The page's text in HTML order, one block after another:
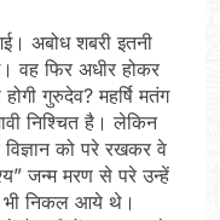
अबोध शबरी इतनी
वह फिर अधीर होकर
गुरुदेव? महर्षि मतंग
निश्चित है। लेकिन
को परे रखकर वे
जन्म मरण से परे उन्हें
भी निकल आये थे।